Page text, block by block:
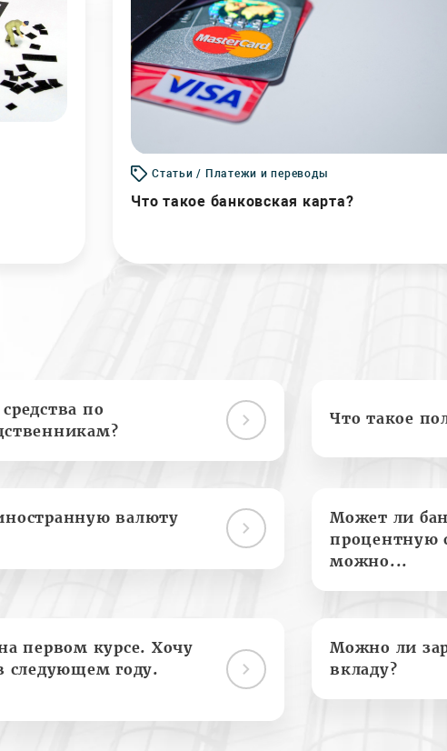
Статьи / Платежи и переводы
Что такое банковская карта?
по
Что такое
валюту
Может ли
процентную
можно...
первом курсе. Хочу
следующем году.
Можно ли
вкладу?